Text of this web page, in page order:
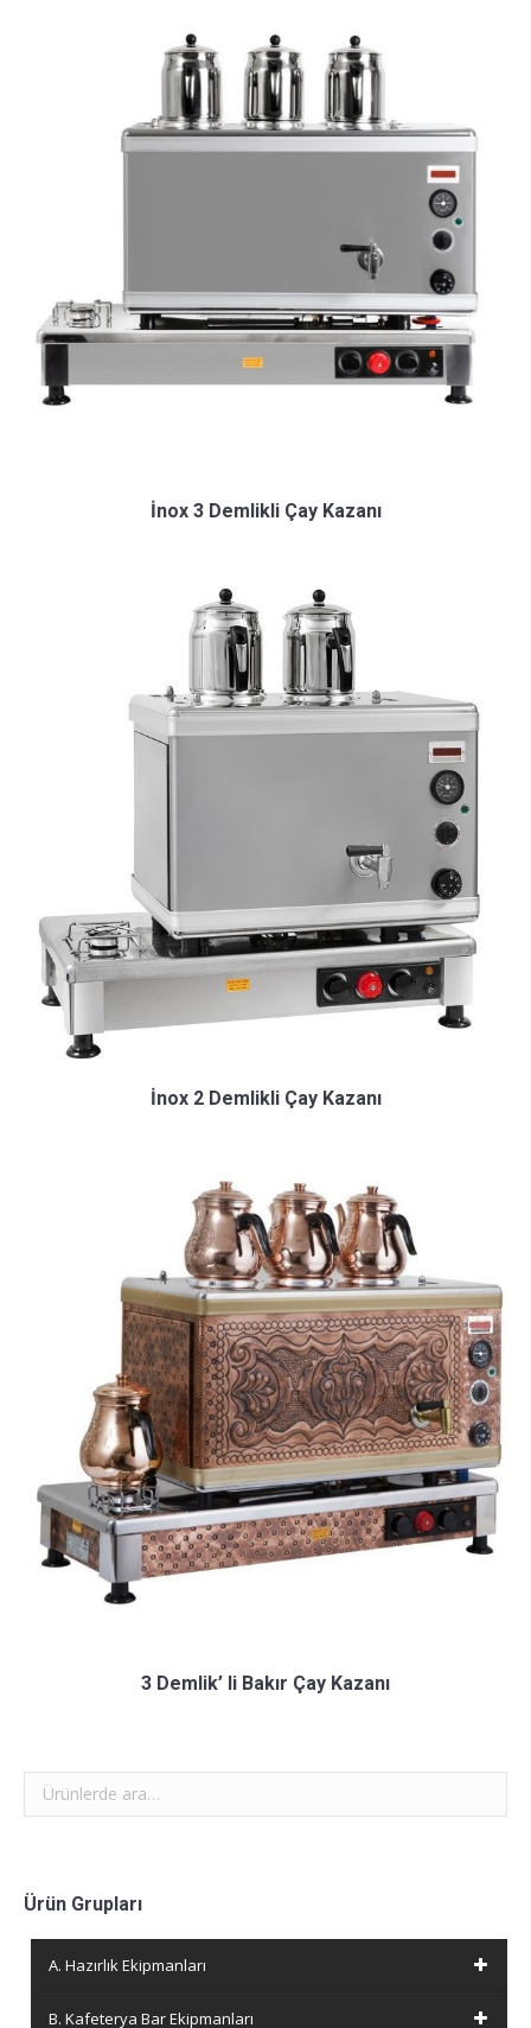
İnox 3 Demlikli Çay Kazanı
İnox 2 Demlikli Çay Kazanı
3 Demlik’ li Bakır Çay Kazanı
Ürün Grupları
A. Hazırlık Ekipmanları
B. Kafeterya Bar Ekipmanları